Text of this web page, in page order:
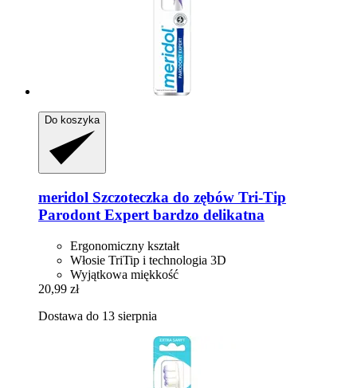
Do koszyka
meridol Szczoteczka do zębów Tri-​Tip
Parodont Expert bardzo delikatna
Ergonomiczny kształt
Włosie TriTip i technologia 3D
Wyjątkowa miękkość
20,99 zł
Dostawa do 13 sierpnia